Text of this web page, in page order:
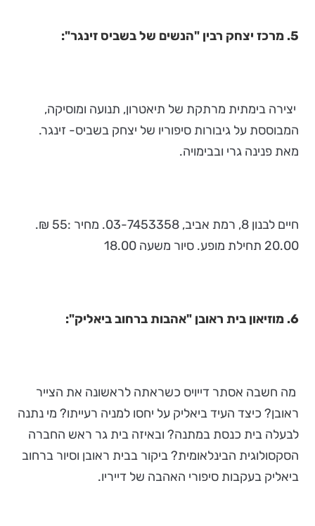
5. מרכז יצחק רבין "הנשים של בשביס זינגר":
יצירה בימתית מרתקת של תיאטרון, תנועה ומוסיקה,
המבוססת על גיבורות סיפוריו של יצחק בשביס- זינגר.
מאת פנינה גרי ובבימויה.
חיים לבנון 8, רמת אביב, 03-7453358. מחיר :55 ₪.
20.00 תחילת מופע. סיור משעה 18.00
6. מוזיאון בית ראובן "אהבות ברחוב ביאליק":
מה חשבה אסתר דייויס כשראתה לראשונה את הצייר
ראובן? כיצד העיד ביאליק על יחסו למניה רעייתו? מי נתנה
לבעלה בית כנסת במתנה? ובאיזה בית גר ראש החברה
הסקסולוגית הבינלאומית? ביקור בבית ראובן וסיור ברחוב
ביאליק בעקבות סיפורי האהבה של דייריו.